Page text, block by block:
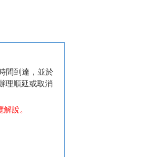
間到達，並於
理順延或取消
說。